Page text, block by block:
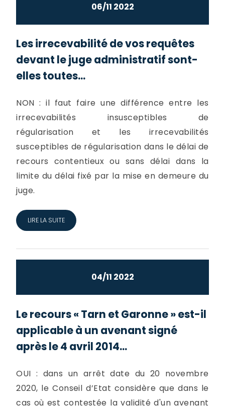
06/11 2022
Les irrecevabilité de vos requêtes
devant le juge administratif sont-
elles toutes...
NON : il faut faire une différence entre les
irrecevabilités insusceptibles de
régularisation et les irrecevabilités
susceptibles de régularisation dans le délai de
recours contentieux ou sans délai dans la
limite du délai fixé par la mise en demeure du
juge.
LIRE LA SUITE
04/11 2022
Le recours « Tarn et Garonne » est-il
applicable à un avenant signé
après le 4 avril 2014...
OUI : dans un arrêt date du 20 novembre
2020, le Conseil d’Etat considère que dans le
cas où est contestée la validité d'un avenant